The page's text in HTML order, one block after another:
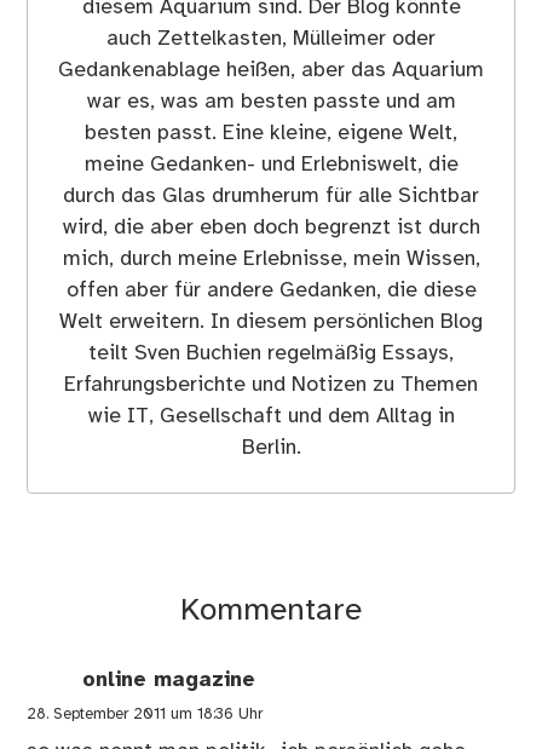
diesem Aquarium sind. Der Blog könnte
auch Zettelkasten, Mülleimer oder
Gedankenablage heißen, aber das Aquarium
war es, was am besten passte und am
besten passt. Eine kleine, eigene Welt,
meine Gedanken- und Erlebniswelt, die
durch das Glas drumherum für alle Sichtbar
wird, die aber eben doch begrenzt ist durch
mich, durch meine Erlebnisse, mein Wissen,
offen aber für andere Gedanken, die diese
Welt erweitern. In diesem persönlichen Blog
teilt Sven Buchien regelmäßig Essays,
Erfahrungsberichte und Notizen zu Themen
wie IT, Gesellschaft und dem Alltag in
Berlin.
Kommentare
online magazine
28. September 2011 um 18:36 Uhr